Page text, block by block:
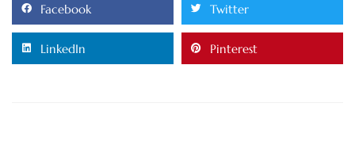
Facebook Twitter
LinkedIn Pinterest